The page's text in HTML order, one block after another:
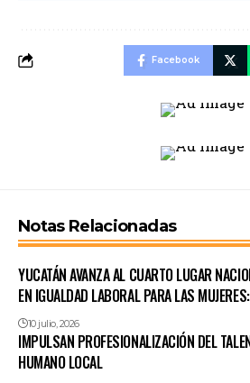
Facebook
Notas Relacionadas
YUCATÁN AVANZA AL CUARTO LUGAR
EN IGUALDAD LABORAL PARA LAS
10 julio, 2026
IMPULSAN PROFESIONALIZACIÓN DEL
HUMANO LOCAL